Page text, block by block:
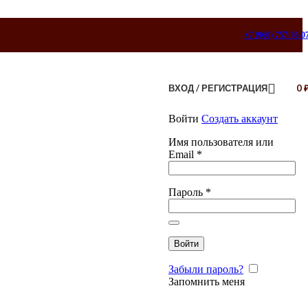
+7 (960) 757-70-
ВХОД / РЕГИСТРАЦИЯ
Войти Создать аккаунт
Имя пользователя или
Email *
Пароль *
Войти
Забыли пароль?
Запомнить меня
0